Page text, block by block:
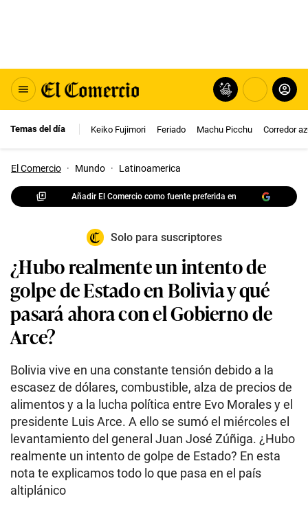
Temas del día Keiko Fujimori Feriado Machu Picchu Corredor
El Comercio · Mundo · Latinoamerica
Añadir El Comercio como fuente preferida en
Solo para suscriptores
¿Hubo realmente un intento de
golpe de Estado en Bolivia y qué
pasará ahora con el Gobierno de
Arce?
Bolivia vive en una constante tensión debido a la
escasez de dólares, combustible, alza de precios de
alimentos y a la lucha política entre Evo Morales y el
presidente Luis Arce. A ello se sumó el miércoles el
levantamiento del general Juan José Zúñiga. ¿Hubo
realmente un intento de golpe de Estado? En esta
nota te explicamos todo lo que pasa en el país
altiplánico